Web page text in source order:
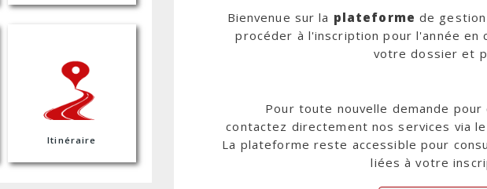
Bienvenue sur la plateforme de
procéder à l'inscription pour l'année en
votre dossier et
Pour toute nouvelle demande
contactez directement nos services via
La plateforme reste accessible pour
liées à votre
Itinéraire